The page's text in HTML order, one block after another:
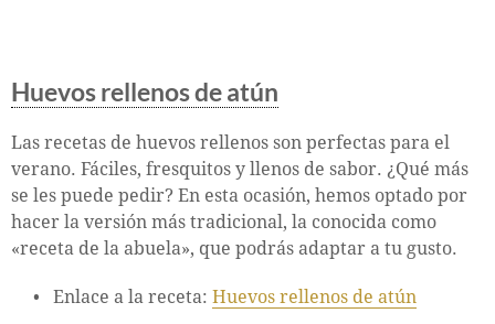
Huevos rellenos de atún
Las recetas de huevos rellenos son perfectas para el
verano. Fáciles, fresquitos y llenos de sabor. ¿Qué más
se les puede pedir? En esta ocasión, hemos optado por
hacer la versión más tradicional, la conocida como
«receta de la abuela», que podrás adaptar a tu gusto.
Enlace a la receta: Huevos rellenos de atún